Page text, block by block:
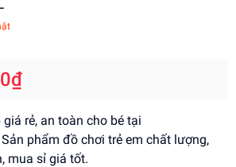
rẻ, an toàn cho bé tại
phẩm đồ chơi trẻ em chất lượng,
mua sỉ giá tốt.